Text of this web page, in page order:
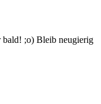
bald! ;o) Bleib neugierig